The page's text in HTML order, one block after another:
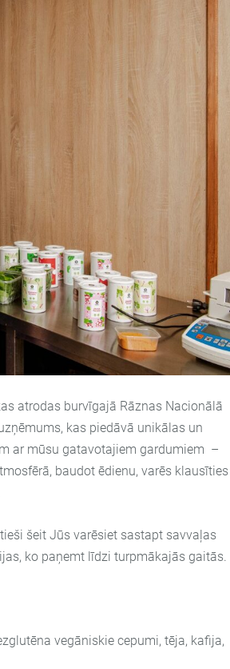
atrodas burvīgajā Rāznas Nacionālā
kas piedāvā unikālas un
ar mūsu gatavotajiem gardumiem –
baudot ēdienu, varēs klausīties
šeit Jūs varēsiet sastapt savvaļas
ko paņemt līdzi turpmākajās gaitās.
vegāniskie cepumi, tēja, kafija,